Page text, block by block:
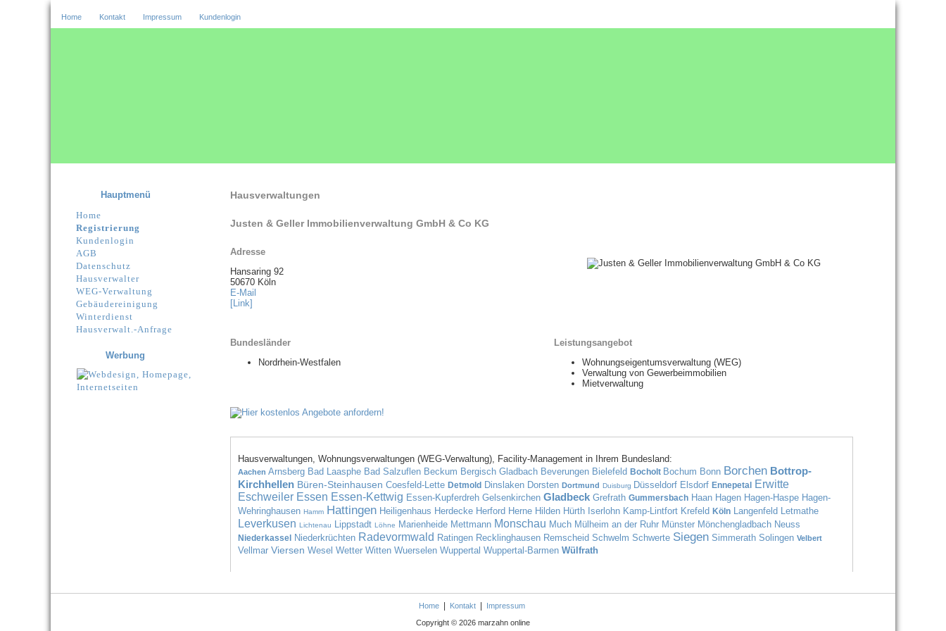
Home Kontakt Impressum Kundenlogin
Hausverwaltungen
Justen & Geller Immobilienverwaltung GmbH & Co KG
Adresse
Hansaring 92
50670 Köln
E-Mail
[Link]
Bundesländer
Nordrhein-Westfalen
Leistungsangebot
Wohnungseigentumsverwaltung (WEG)
Verwaltung von Gewerbeimmobilien
Mietverwaltung
Hausverwaltungen, Wohnungsverwaltungen (WEG-Verwaltung), Facility-Management in Ihrem Bundesland:
Aachen Arnsberg Bad Laasphe Bad Salzuflen Beckum Bergisch Gladbach Beverungen Bielefeld Bocholt Bochum Bonn Borchen Bottrop-
Kirchhellen Büren-Steinhausen Coesfeld-Lette Detmold Dinslaken Dorsten Dortmund Duisburg Düsseldorf Elsdorf Ennepetal Erwitte
Eschweiler Essen Essen-Kettwig Essen-Kupferdreh Gelsenkirchen Gladbeck Grefrath Gummersbach Haan Hagen Hagen-Haspe Hagen-
Wehringhausen Hamm Hattingen Heiligenhaus Herdecke Herford Herne Hilden Hürth Iserlohn Kamp-Lintfort Krefeld Köln Langenfeld Letmathe
Leverkusen Lichtenau Lippstadt Löhne Marienheide Mettmann Monschau Much Mülheim an der Ruhr Münster Mönchengladbach Neuss
Niederkassel Niederkrüchten Radevormwald Ratingen Recklinghausen Remscheid Schwelm Schwerte Siegen Simmerath Solingen Velbert
Vellmar Viersen Wesel Wetter Witten Wuerselen Wuppertal Wuppertal-Barmen Wülfrath
Hauptmenü
Home
Registrierung
Kundenlogin
AGB
Datenschutz
Hausverwalter
WEG-Verwaltung
Gebäudereinigung
Winterdienst
Hausverwalt.-Anfrage
Werbung
Home | Kontakt | Impressum
Copyright © 2026 marzahn online